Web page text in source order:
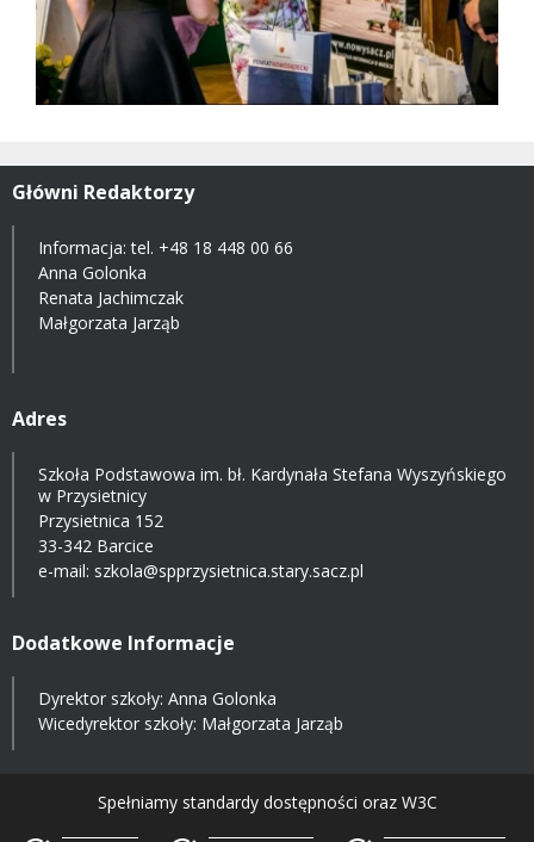
Główni Redaktorzy
Informacja: tel. +48 18 448 00 66
Anna Golonka
Renata Jachimczak
Małgorzata Jarząb
Adres
Szkoła Podstawowa im. bł. Kardynała Stefana Wyszyńskiego
w Przysietnicy
Przysietnica 152
33-342 Barcice
e-mail: szkola@spprzysietnica.stary.sacz.pl
Dodatkowe Informacje
Dyrektor szkoły: Anna Golonka
Wicedyrektor szkoły: Małgorzata Jarząb
Spełniamy standardy dostępności oraz W3C